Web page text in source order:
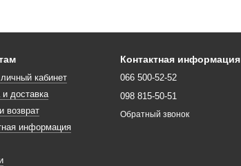
кабинет
доставка
возврат
информация
Контактная информация
066 500-52-52
098 815-50-51
Обратный звонок